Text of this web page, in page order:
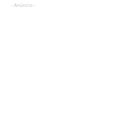
- Anúncio -